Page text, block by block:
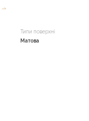
Типи поверхні
Матова